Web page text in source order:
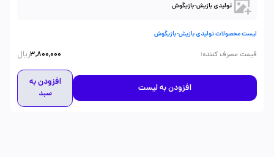
تولیدی بازیش-بازیگوش
لیست محصولات تولیدی بازیش-بازیگوش
قیمت مصرف کننده:
3,800,000ریال
افزودن به لیست
افزودن به
سبد